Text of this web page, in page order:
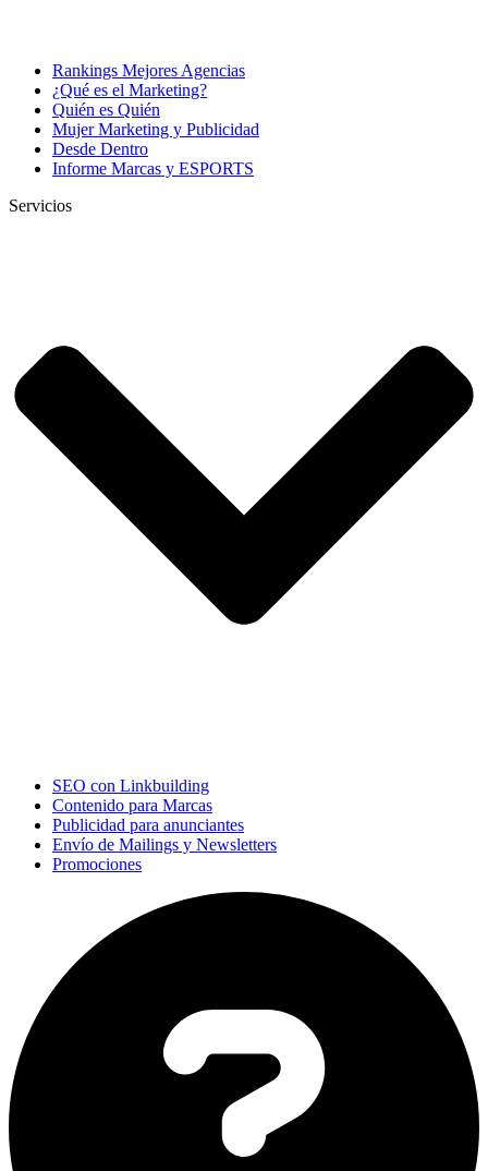
Rankings Mejores Agencias
¿Qué es el Marketing?
Quién es Quién
Mujer Marketing y Publicidad
Desde Dentro
Informe Marcas y ESPORTS
Servicios
SEO con Linkbuilding
Contenido para Marcas
Publicidad para anunciantes
Envío de Mailings y Newsletters
Promociones